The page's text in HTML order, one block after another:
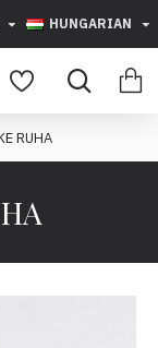
HUNGARIAN
RUHA